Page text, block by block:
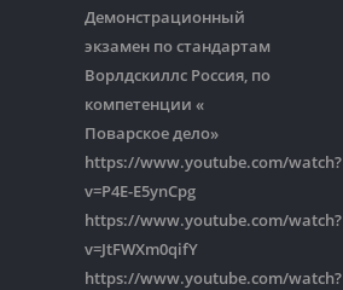
Демонстрационный
экзамен по стандартам
Ворлдскиллс Россия, по
компетенции «
Поварское дело»
https://www.youtube.com/watch?
v=P4E-E5ynCpg
https://www.youtube.com/watch?
v=JtFWXm0qifY
https://www.youtube.com/watch?